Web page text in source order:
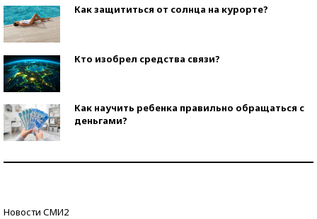
Как защититься от солнца на курорте?
Кто изобрел средства связи?
Как научить ребенка правильно обращаться с
деньгами?
Новости СМИ2